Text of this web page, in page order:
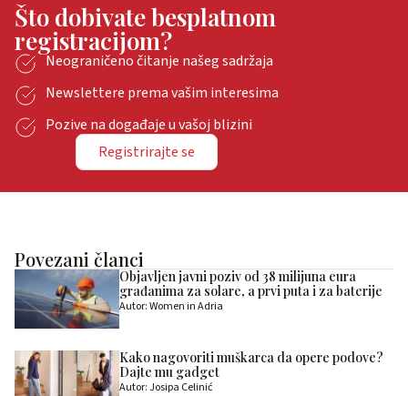
Što dobivate besplatnom
registracijom?
Neograničeno čitanje našeg sadržaja
Newslettere prema vašim interesima
Pozive na događaje u vašoj blizini
Registrirajte se
Povezani članci
Objavljen javni poziv od 38 milijuna eura
građanima za solare, a prvi puta i za baterije
Autor: Women in Adria
Kako nagovoriti muškarca da opere podove?
Dajte mu gadget
Autor: Josipa Celinić